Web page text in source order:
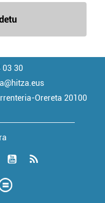
03 30
Orereta 20100